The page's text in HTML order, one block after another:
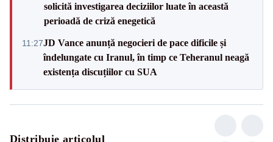
solicită investigarea deciziilor luate în această
perioadă de criză enegetică
11:27JD Vance anunță negocieri de pace dificile și
îndelungate cu Iranul, în timp ce Teheranul neagă
existența discuțiilor cu SUA
Distribuie articolul